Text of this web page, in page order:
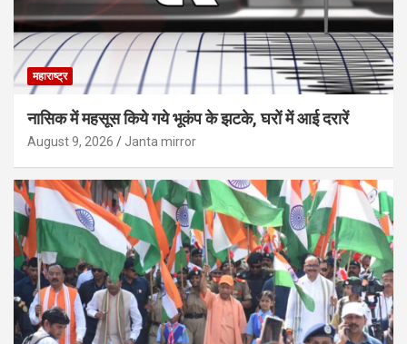
महाराष्ट्र
नासिक में महसूस किये गये भूकंप के झटके, घरों में आई दरारें
August 9, 2026 Janta mirror